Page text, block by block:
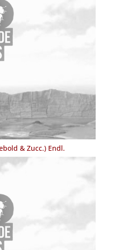
& Zucc.) Endl.